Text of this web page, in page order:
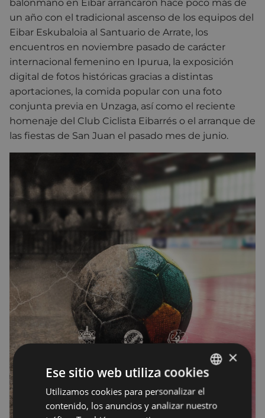
balonmano en Eibar arrancaron hace poco más de
un año con el tradicional ascenso de los equipos del
Eibar Eskubaloia al Santuario de Arrate, los
encuentros en noviembre pasado de carácter
internacional femenino en Ipurua, la exposición
digital de fotos históricas gracias a distintas
aportaciones, la comida popular con una foto
conjunta previa en Unzaga, así como el reciente
homenaje del Club Ciclista Eibarrés o el arranque de
las fiestas de San Juan el pasado mes de junio.
BASQUE
SPANISH
×
Ese sitio web utiliza cookies
Utilizamos cookies para personalizar el
contenido, los anuncios y analizar nuestro